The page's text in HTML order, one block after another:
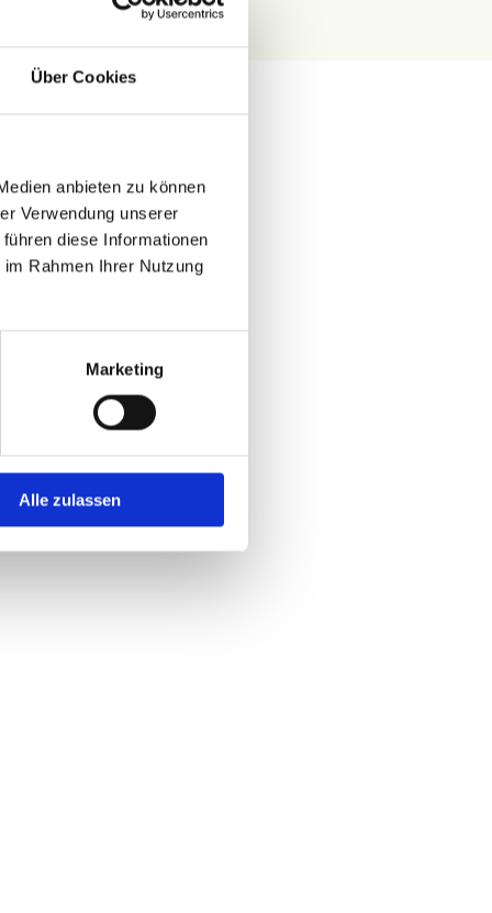
Über Cookies
anbieten zu können
Verwendung unserer
diese Informationen
Rahmen Ihrer Nutzung
Marketing
Alle zulassen